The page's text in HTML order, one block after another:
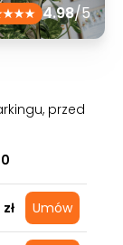
4.98/5
przed
Umów